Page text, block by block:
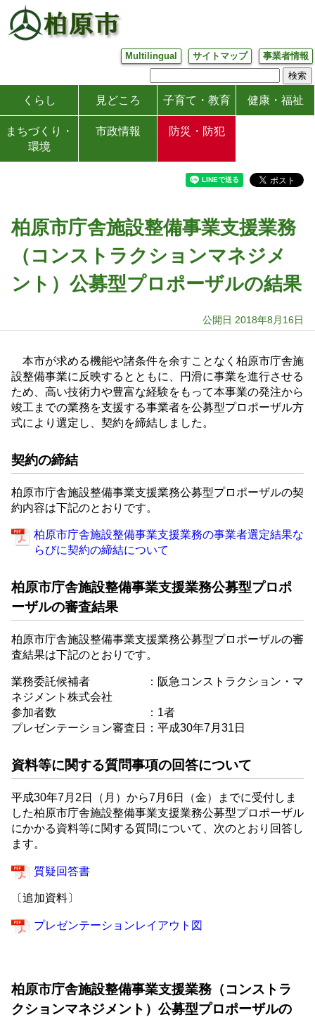
Multilingual サイトマップ 事業者情報
くらし 見どころ 子育て・教育 健康・福祉
まちづくり・
環境
市政情報 防災・防犯
柏原市庁舎施設整備事業支援業務
（コンストラクションマネジメ
ント）公募型プロポーザルの結果
公開日 2018年8月16日
本市が求める機能や諸条件を余すことなく柏原市庁舎施
設整備事業に反映するとともに、円滑に事業を進行させる
ため、高い技術力や豊富な経験をもって本事業の発注から
竣工までの業務を支援する事業者を公募型プロポーザル方
式により選定し、契約を締結しました。
契約の締結
柏原市庁舎施設整備事業支援業務公募型プロポーザルの契
約内容は下記のとおりです。
柏原市庁舎施設整備事業支援業務の事業者選定結果な
らびに契約の締結について
柏原市庁舎施設整備事業支援業務公募型プロポ
ーザルの審査結果
柏原市庁舎施設整備事業支援業務公募型プロポーザルの審
査結果は下記のとおりです。
業務委託候補者 ：阪急コンストラクション・マ
ネジメント株式会社
参加者数 ：1者
プレゼンテーション審査日：平成30年7月31日
資料等に関する質問事項の回答について
平成30年7月2日（月）から7月6日（金）までに受付しま
した柏原市庁舎施設整備事業支援業務公募型プロポーザル
にかかる資料等に関する質問について、次のとおり回答し
ます。
質疑回答書
〔追加資料〕
プレゼンテーションレイアウト図
柏原市庁舎施設整備事業支援業務（コンストラ
クションマネジメント）公募型プロポーザルの